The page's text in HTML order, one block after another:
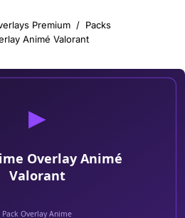
Premium / Packs
Animé Valorant